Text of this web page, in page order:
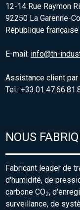
12-14 Rue Raymon
92250 La Garenne-
République française
E-mail: info@th-
Assistance client
Tel.:
NOUS
Fabricant leader de
d'humidité, de
carbone CO2,
surveillance, de